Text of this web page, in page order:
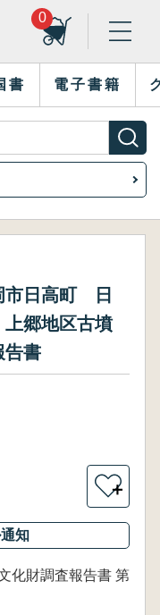
0
書 電子書籍
市日高町 日
郷地区古墳
告書
＋
知
化財調査報告書 第